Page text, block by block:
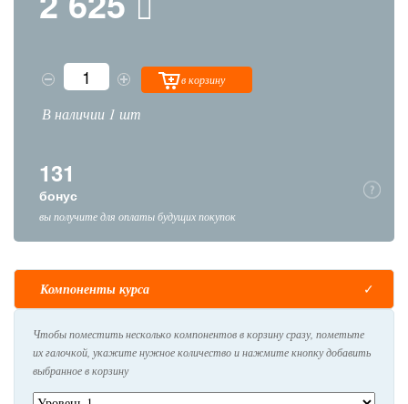
в корзину
В наличии 1 шт
131
бонус
вы получите для оплаты будущих покупок
Компоненты курса
Чтобы поместить несколько компонентов в корзину сразу, пометьте
их галочкой, укажите нужное количество и нажмите кнопку добавить
выбранное в корзину